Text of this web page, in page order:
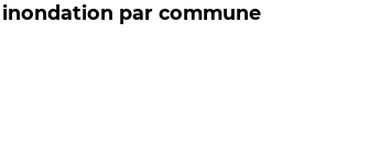
par commune